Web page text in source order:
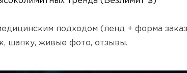
подходом (ленд + форма
шапку, живые фото, отзывы.